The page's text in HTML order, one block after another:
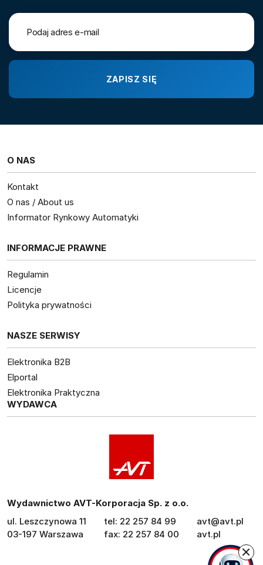
O NAS
Kontakt
O nas / About us
Informator Rynkowy Automatyki
INFORMACJE PRAWNE
Regulamin
Licencje
Polityka prywatności
NASZE SERWISY
Elektronika B2B
Elportal
Elektronika Praktyczna
WYDAWCA
Wydawnictwo AVT-Korporacja Sp. z o.o.
ul. Leszczynowa 11
03-197 Warszawa
tel: 22 257 84 99
fax: 22 257 84 00
avt@avt.pl
avt.pl